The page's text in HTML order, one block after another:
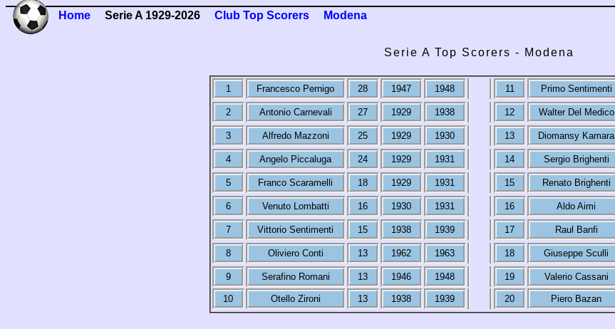
Home Serie A 1929-2026 Club Top Scorers Modena
Serie A Top Scorers - Modena
1 Francesco Pernigo 28 1947 1948 11 Primo Sentimenti
2 Antonio Carnevali 27 1929 1938 12 Walter Del Medico
3 Alfredo Mazzoni 25 1929 1930 13 Diomansy Kamara
4 Angelo Piccaluga 24 1929 1931 14 Sergio Brighenti
5 Franco Scaramelli 18 1929 1931 15 Renato Brighenti
6 Venuto Lombatti 16 1930 1931 16 Aldo Aimi
7 Vittorio Sentimenti 15 1938 1939 17 Raul Banfi
8 Oliviero Conti 13 1962 1963 18 Giuseppe Sculli
9 Serafino Romani 13 1946 1948 19 Valerio Cassani
10 Otello Zironi 13 1938 1939 20 Piero Bazan